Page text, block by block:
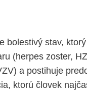
bolestivý stav,
(herpes zoster,
a postihuje
ktorú človek